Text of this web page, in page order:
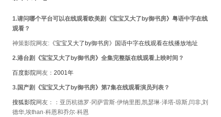
1.请问哪个平台可以在线观看欧美剧《宝宝又大了by御书房》粤语中字在线
观看？
神策影院网友: 《宝宝又大了by御书房》国语中字在线观看在线播放地址
2.港台剧《宝宝又大了by御书房》全集完整版在线观看上映时间？
百度影院网友： 2001年
3. 国产剧《宝宝又大了by御书房》第7集在线观看演员列表？
搜狐影院网友：：亚历杭德罗·冈萨雷斯·伊纳里图,凯瑟琳·泽塔-琼斯,闫非,刘
德华,埃than·科恩和乔尔·科恩